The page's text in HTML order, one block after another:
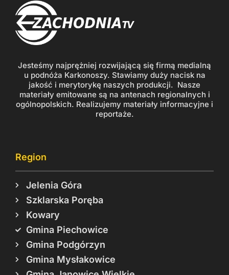
Jesteśmy najprężniej rozwijającą się firmą medialną
u podnóża Karkonoszy. Stawiamy duży nacisk na
jakość i merytorykę naszych produkcji. Nasze
materiały emitowane są na antenach regionalnych i
ogólnopolskich. Realizujemy materiały informacyjne i
reportaże.
Region
Jelenia Góra
Szklarska Poręba
Kowary
Gmina Piechowice
Gmina Podgórzyn
Gmina Mysłakowice